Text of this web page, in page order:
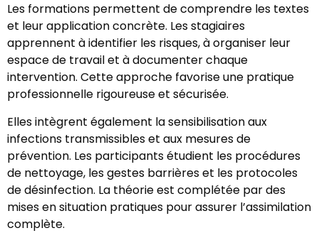
Les formations permettent de comprendre les textes
et leur application concrète. Les stagiaires
apprennent à identifier les risques, à organiser leur
espace de travail et à documenter chaque
intervention. Cette approche favorise une pratique
professionnelle rigoureuse et sécurisée.
Elles intègrent également la sensibilisation aux
infections transmissibles et aux mesures de
prévention. Les participants étudient les procédures
de nettoyage, les gestes barrières et les protocoles
de désinfection. La théorie est complétée par des
mises en situation pratiques pour assurer l’assimilation
complète.